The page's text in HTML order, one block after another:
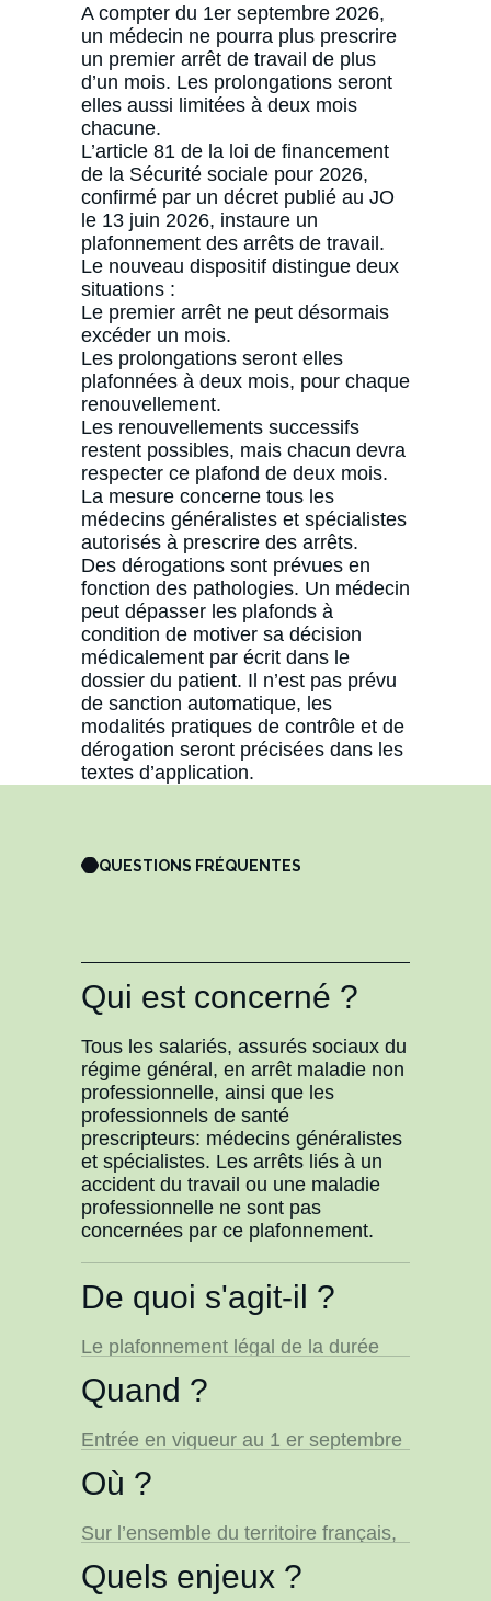
A compter du 1er septembre 2026,
un médecin ne pourra plus prescrire
un premier arrêt de travail de plus
d’un mois. Les prolongations seront
elles aussi limitées à deux mois
chacune.
L’article 81 de la loi de financement
de la Sécurité sociale pour 2026,
confirmé par un décret publié au JO
le 13 juin 2026, instaure un
plafonnement des arrêts de travail.
Le nouveau dispositif distingue deux
situations :
Le premier arrêt ne peut désormais
excéder un mois.
Les prolongations seront elles
plafonnées à deux mois, pour chaque
renouvellement.
Les renouvellements successifs
restent possibles, mais chacun devra
respecter ce plafond de deux mois.
La mesure concerne tous les
médecins généralistes et spécialistes
autorisés à prescrire des arrêts.
Des dérogations sont prévues en
fonction des pathologies. Un médecin
peut dépasser les plafonds à
condition de motiver sa décision
médicalement par écrit dans le
dossier du patient. Il n’est pas prévu
de sanction automatique, les
modalités pratiques de contrôle et de
dérogation seront précisées dans les
textes d’application.
QUESTIONS FRÉQUENTES
Qui est concerné ?
Tous les salariés, assurés sociaux du
régime général, en arrêt maladie non
professionnelle, ainsi que les
professionnels de santé
prescripteurs: médecins généralistes
et spécialistes. Les arrêts liés à un
accident du travail ou une maladie
professionnelle ne sont pas
concernées par ce plafonnement.
De quoi s'agit-il ?
Le plafonnement légal de la durée
maximum pour la première
pour chaque prolongation. Les
possibles dans la limite de ce plafond
médicales justifiées par écrit restent
ou complexes.
Quand ?
Entrée en vigueur au 1 er septembre
arrêts prescrits à compter de cette
septembre 2026 ne sont pas remis
Où ?
Sur l’ensemble du territoire français,
ville ou hospitalière. Le plafond
Quels enjeux ?